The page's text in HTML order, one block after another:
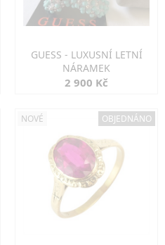
GUESS - LUXUSNÍ LETNÍ
NÁRAMEK
2 900 Kč
NOVÉ OBJEDNÁNO